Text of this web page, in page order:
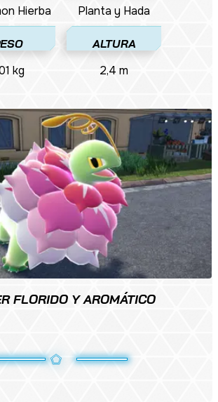
Hierba Planta y Hada
kg
ALTURA
2,4 m
FLORIDO Y AROMÁTICO